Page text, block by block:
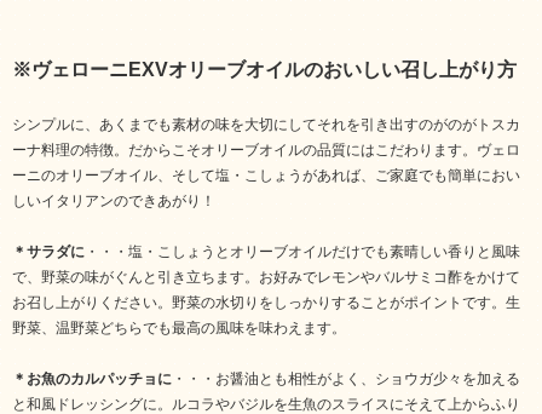
※ヴェローニEXVオリーブオイルのおいしい召し上がり方
シンプルに、あくまでも素材の味を大切にしてそれを引き出すのがのがトスカ
ーナ料理の特徴。だからこそオリーブオイルの品質にはこだわります。ヴェロ
ーニのオリーブオイル、そして塩・こしょうがあれば、ご家庭でも簡単におい
しいイタリアンのできあがり！
＊サラダに ・・・塩・こしょうとオリーブオイルだけでも素晴しい香りと風味
で、野菜の味がぐんと引き立ちます。お好みでレモンやバルサミコ酢をかけて
お召し上がりください。野菜の水切りをしっかりすることがポイントです。生
野菜、温野菜どちらでも最高の風味を味わえます。
＊お魚のカルパッチョに ・・・お醤油とも相性がよく、ショウガ少々を加える
と和風ドレッシングに。ルコラやバジルを生魚のスライスにそえて上からふり